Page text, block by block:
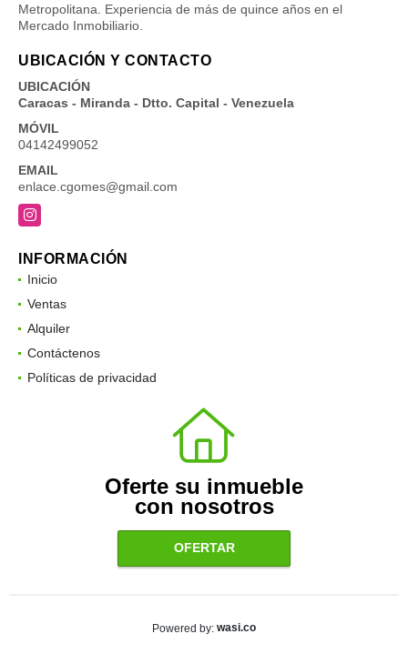
Metropolitana. Experiencia de más de quince años en el
Mercado Inmobiliario.
UBICACIÓN Y CONTACTO
UBICACIÓN
Caracas - Miranda - Dtto. Capital - Venezuela
MÓVIL
04142499052
EMAIL
enlace.cgomes@gmail.com
Instagram
INFORMACIÓN
Inicio
Ventas
Alquiler
Contáctenos
Políticas de privacidad
Oferte su inmueble
con nosotros
OFERTAR
Powered by: wasi.co